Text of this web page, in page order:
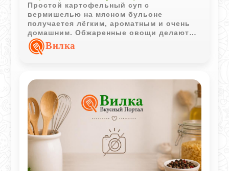
Простой картофельный суп с
вермишелью на мясном бульоне
получается лёгким, ароматным и очень
домашним. Обжаренные овощи делают
вкус более насыщенным, а вермишель
добавляет супу мягкость и сытность.
Вилка